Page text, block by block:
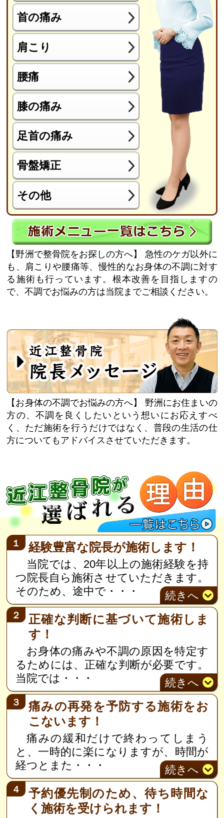
首の痛み
肩こり
腰痛
膝の痛み
足首の痛み
骨盤矯正
その他
【野洲で整骨院をお探しの方へ】
急性のケガ以外に
も、肩こりや腰痛等、慢性的なお身体の不調に対す
る施術も行っています。根本改善を目指しますの
で、不調でお悩みの方は当院までご相談ください。
【お身体の不調でお悩みの方へ】
野洲にお住まいの
方の、不調を良くしたいという想いにお応えすべ
く、ただ施術を行うだけではなく、普段の生活の仕
方についてもアドバイスさせていただきます。
１ 経験豊富な院長が施術します！
当院では、20年以上の施術経験を持
つ院長自ら施術させていただきます。
そのため、途中で ・・・ 続き へ
２
正確な判断に基づいて施術しま
す！
お身体の痛みや不調の原因を特定す
るためには、正確な判断が必要です。
当院では ・・・ 続き へ
３
痛みの再発を予防する施術をお
こないます！
痛みの緩和だけで終わってしまう
と、一時的に楽になりますが、時間が
経つとまた ・・・ 続き へ
４
予約優先制のため、待ち時間な
く施術を受けられます！